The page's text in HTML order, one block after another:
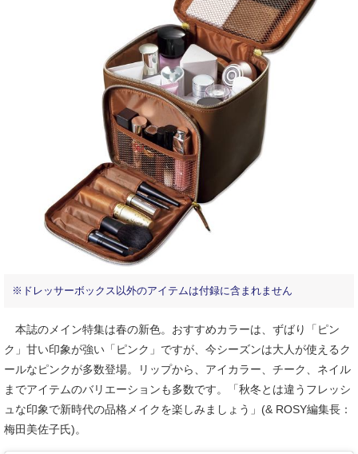
※ドレッサーボックス以外のアイテムは付録に含まれません
本誌のメイン特集は春の新色。おすすめカラーは、ずばり「ピン
ク」甘い印象が強い「ピンク」ですが、今シーズンは大人が使えるク
ールなピンクが多数登場。リップから、アイカラー、チーク、ネイル
までアイテムのバリエーションも多数です。「秋冬とは違うフレッシ
ュな印象で新時代の品格メイクを楽しみましょう」(& ROSY編集長：
梅田美佐子氏)。